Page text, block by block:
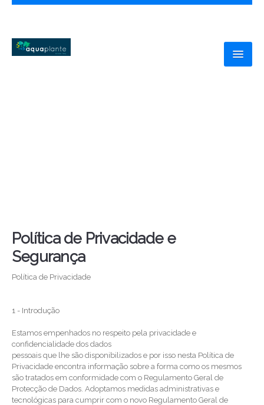
Política de Privacidade e
Segurança
Política de Privacidade
1 - Introdução
Estamos empenhados no respeito pela privacidade e
confidencialidade dos dados
pessoais que lhe são disponibilizados e por isso nesta Política de
Privacidade encontra informação sobre a forma como os mesmos
são tratados em conformidade com o Regulamento Geral de
Protecção de Dados. Adoptamos medidas administrativas e
tecnológicas para cumprir com o novo Regulamento Geral de